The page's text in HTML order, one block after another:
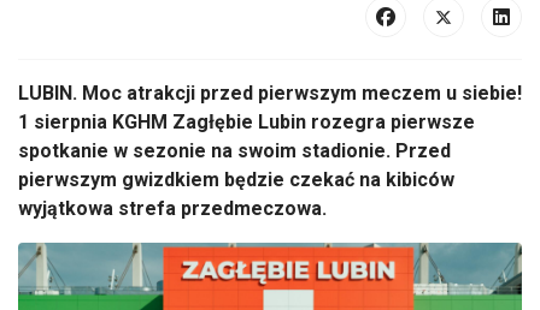
LUBIN. Moc atrakcji przed pierwszym meczem u siebie!
1 sierpnia KGHM Zagłębie Lubin rozegra pierwsze
spotkanie w sezonie na swoim stadionie. Przed
pierwszym gwizdkiem będzie czekać na kibiców
wyjątkowa strefa przedmeczowa.